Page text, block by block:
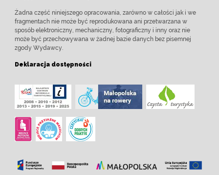
Żadna część niniejszego opracowania, zarówno w całości jak i we
fragmentach nie może być reprodukowana ani przetwarzana w
sposób elektroniczny, mechaniczny, fotograficzny i inny oraz nie
może być przechowywana w żadnej bazie danych bez pisemnej
zgody Wydawcy.
Deklaracja dostępności